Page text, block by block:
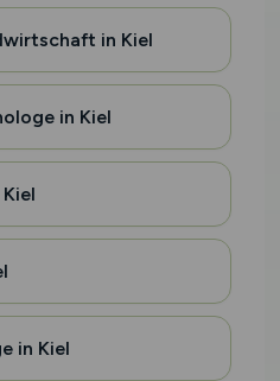
in Kiel
in Kiel
in Kiel